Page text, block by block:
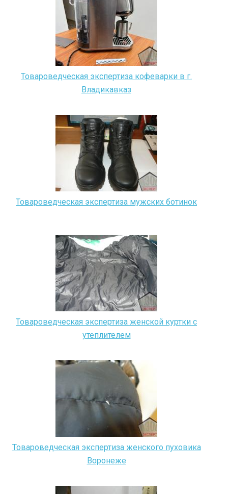
Товароведческая экспертиза кофеварки в г.
Владикавказ
Товароведческая экспертиза мужских ботинок
Товароведческая экспертиза женской куртки с
утеплителем
Товароведческая экспертиза женского пуховика
Воронеже